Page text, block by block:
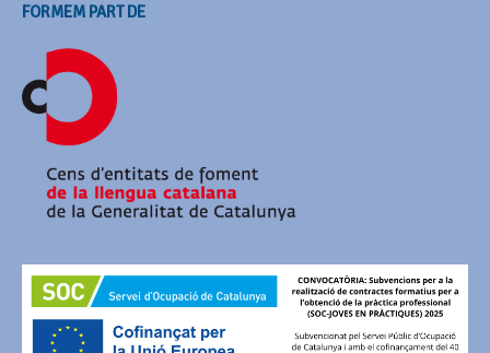
FORMEM PART DE